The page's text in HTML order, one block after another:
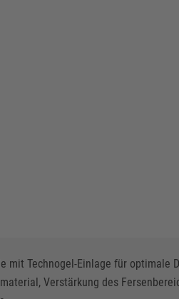
mit Technogel-Einlage für optimale
Verstärkung des